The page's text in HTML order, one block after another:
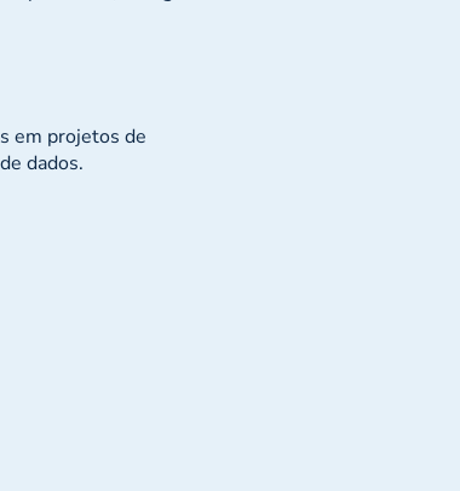
em projetos de
dados.